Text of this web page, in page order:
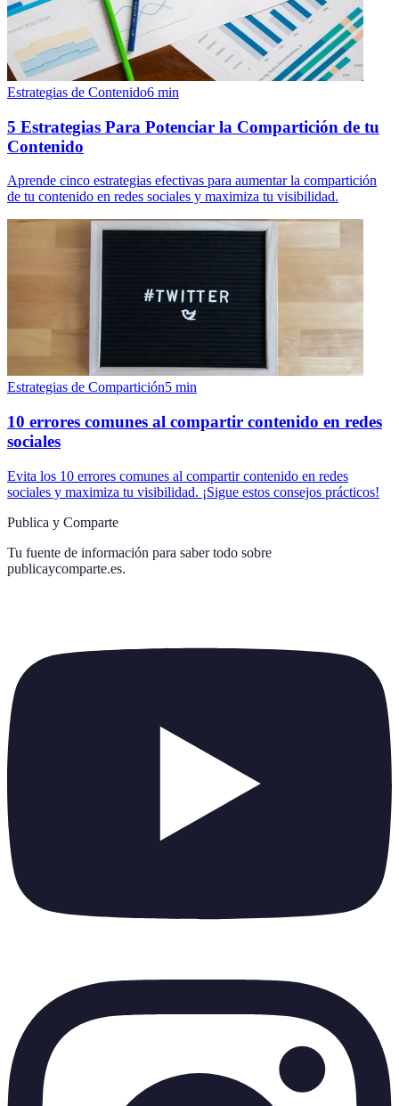
Estrategias de Contenido6 min
5 Estrategias Para Potenciar la Compartición de tu
Contenido
Aprende cinco estrategias efectivas para aumentar la compartición
de tu contenido en redes sociales y maximiza tu visibilidad.
Estrategias de Compartición5 min
10 errores comunes al compartir contenido en redes
sociales
Evita los 10 errores comunes al compartir contenido en redes
sociales y maximiza tu visibilidad. ¡Sigue estos consejos prácticos!
Publica y Comparte
Tu fuente de información para saber todo sobre
publicaycomparte.es.